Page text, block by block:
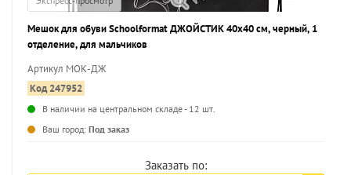
Мешок для обуви Schoolformat ДЖОЙСТИК 40x40 см, черный, 1
отделение, для мальчиков
Артикул МОК-ДЖ
Код 247952
В наличии на центральном складе - 12 шт.
Ваш город: Под заказ
Заказать по: